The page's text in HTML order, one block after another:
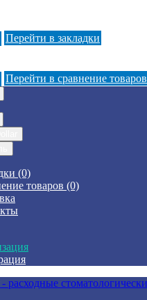
Перейти в закладки
Перейти в сравнение товаров
(0)
товаров (0)